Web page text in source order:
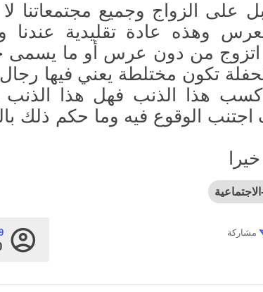
على الزواج وجميع مجتمعاتنا
بعرس وهذه عادة تقليدية عندنا
من دون عرس أو ما يسمى
تكون مختلطة يعني فيها رجال
اكسب هذا الذنب فهل هذا
اجتنب الوقوع فيه وما حكم ذلك
مشاركة